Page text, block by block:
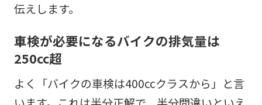
伝えします。
車検が必要になるバイクの排気量は
250cc超
よく「バイクの車検は400ccクラスから」と言